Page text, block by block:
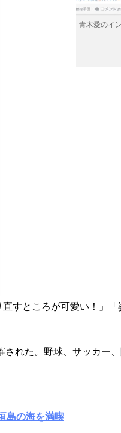
青木愛のイ
すところが可愛い！」
れた。野球、サッカー
島の海を満喫